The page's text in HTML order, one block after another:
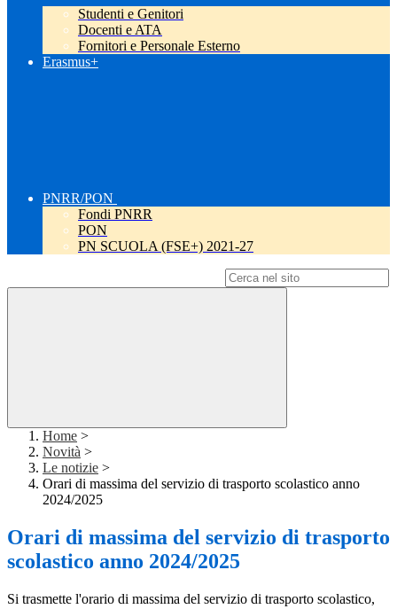
Studenti e Genitori
Docenti e ATA
Fornitori e Personale Esterno
Erasmus+
PNRR/PON
Fondi PNRR
PON
PN SCUOLA (FSE+) 2021-27
Home >
Novità >
Le notizie >
Orari di massima del servizio di trasporto scolastico anno
2024/2025
Orari di massima del servizio di trasporto
scolastico anno 2024/2025
Si trasmette l'orario di massima del servizio di trasporto scolastico,